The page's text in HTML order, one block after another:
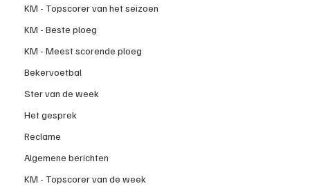
KM - Topscorer van het seizoen
KM - Beste ploeg
KM - Meest scorende ploeg
Bekervoetbal
Ster van de week
Het gesprek
Reclame
Algemene berichten
KM - Topscorer van de week